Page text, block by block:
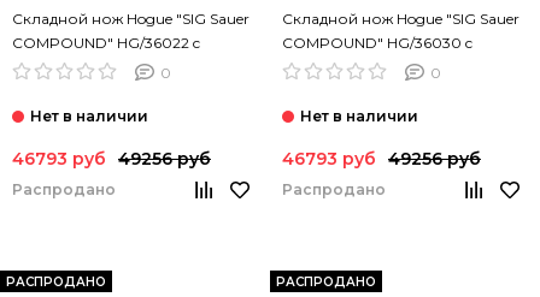
Складной нож Hogue "SIG Sauer
COMPOUND" HG/36022 c
клинком из стали CPM-S30V,
0
46793 руб 49256 руб
Распродано
Складной нож Hogue "SIG Sauer
COMPOUND" HG/36030 c
клинком из стали CPM-S30V,
0
46793 руб 49256 руб
Распродано
РАСПРОДАНО
РАСПРОДАНО